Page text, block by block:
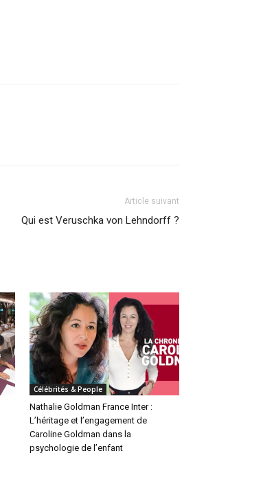
Article suivant
Qui est Veruschka von Lehndorff ?
Célébrités & People
Nathalie Goldman France Inter :
L’héritage et l’engagement de
Caroline Goldman dans la
psychologie de l’enfant